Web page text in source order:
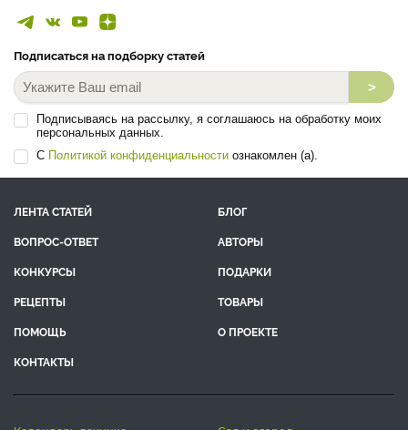
Подписаться на подборку статей
>
Подписываясь на рассылку, я соглашаюсь на обработку моих
персональных данных.
С Политикой конфиденциальности ознакомлен (а).
ЛЕНТА СТАТЕЙ
БЛОГ
ВОПРОС-ОТВЕТ
АВТОРЫ
КОНКУРСЫ
ПОДАРКИ
РЕЦЕПТЫ
ТОВАРЫ
ПОМОЩЬ
О ПРОЕКТЕ
КОНТАКТЫ